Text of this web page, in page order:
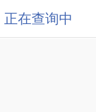
正在查询中